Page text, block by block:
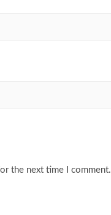
the next time I comment.